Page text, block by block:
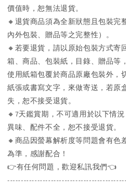
價值時，恕無法退貨。
🔸退貨商品須為全新狀態且包裝完
內外包裝、贈品等之完整性）。
🔸若要退貨，請以原始包裝方式寄
箱、商品、包裝紙，目錄、贈品等
使用紙箱包覆於商品原廠包裝外，
紙張或書寫文字，來做寄送，若原
失，恕不接受退貨。
🔸7天鑑賞期，不可適用於以下情
異味、配件不全，恕不接受退貨。
🔸商品因螢幕解析度等問題會有色
為準，感謝配合！
👉️有任何問題，歡迎私訊我們👈️